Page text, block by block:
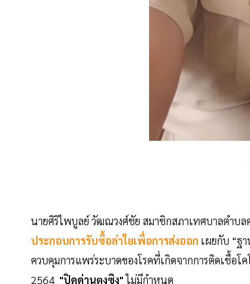
นายศิริไพบูลย์ วัฒณวงศ์ชัย สมาชิกสภาเทศบาลตำบ
ประกอบการรับซื้อลำใยเพื่อการส่งออก เผยกับ “ฐ
ควบคุมการแพร่ระบาดของโรคที่เกิดจากการติดเชื้อโ
2564 "ปิดด่านตงซิง"ไม่มีกำหนด